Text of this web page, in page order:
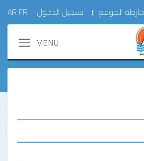
FR
AR خارطة الموقع تسجيل الدخول